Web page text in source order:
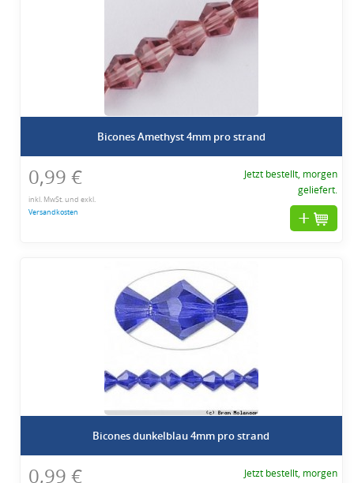
Bicones Amethyst 4mm pro strand
0,99 €
inkl. MwSt. und exkl.
Versandkosten
Jetzt bestellt, morgen
geliefert.
Bicones dunkelblau 4mm pro strand
0,99 €
Jetzt bestellt, morgen